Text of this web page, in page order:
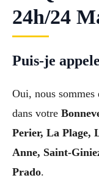
24h/24
Puis-je
Oui, nous sommes
dans votre
Perier, La Plage,
Anne, Saint-
Prado.